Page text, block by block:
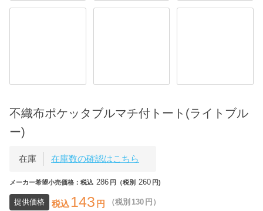
不織布ポケッタブルマチ付トート(ライトブル
ー)
在庫 在庫数の確認はこちら
メーカー希望小売価格：税込 286 円（税別 260 円)
提供価格 税込 143 円 （税別 130 円）